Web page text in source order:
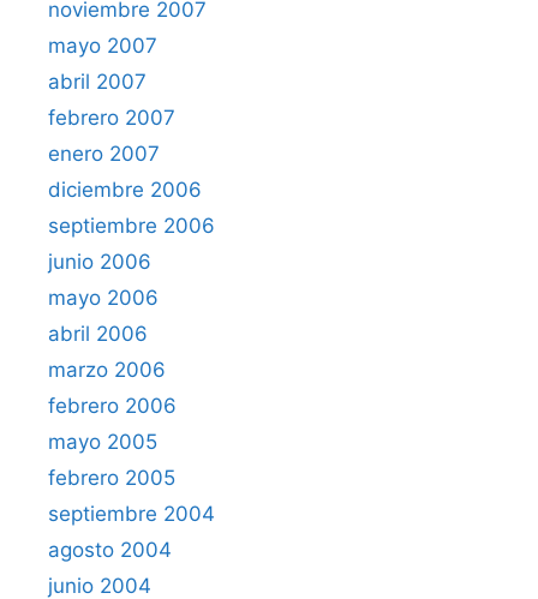
noviembre 2007
mayo 2007
abril 2007
febrero 2007
enero 2007
diciembre 2006
septiembre 2006
junio 2006
mayo 2006
abril 2006
marzo 2006
febrero 2006
mayo 2005
febrero 2005
septiembre 2004
agosto 2004
junio 2004